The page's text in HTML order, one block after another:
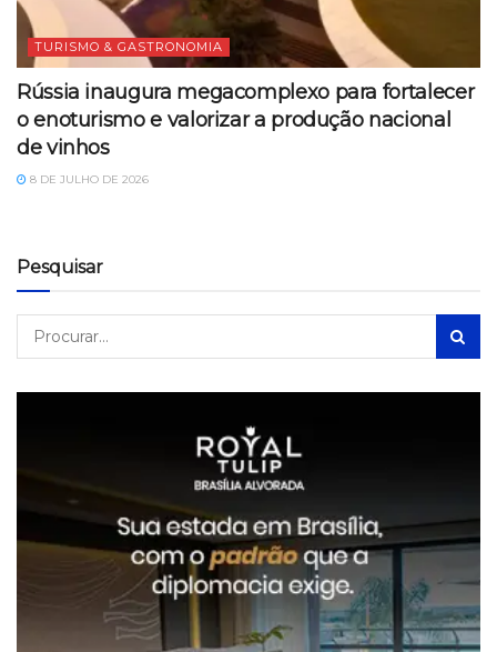
TURISMO & GASTRONOMIA
Rússia inaugura megacomplexo para fortalecer
o enoturismo e valorizar a produção nacional
de vinhos
8 DE JULHO DE 2026
Pesquisar